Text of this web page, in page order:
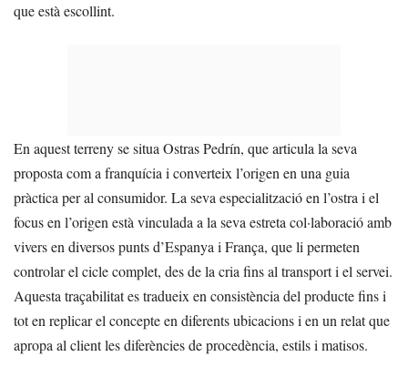
que està escollint.
En aquest terreny se situa Ostras Pedrín, que articula la seva
proposta com a franquícia i converteix l’origen en una guia
pràctica per al consumidor. La seva especialització en l’ostra i el
focus en l’origen està vinculada a la seva estreta col·laboració amb
vivers en diversos punts d’Espanya i França, que li permeten
controlar el cicle complet, des de la cria fins al transport i el servei.
Aquesta traçabilitat es tradueix en consistència del producte fins i
tot en replicar el concepte en diferents ubicacions i en un relat que
apropa al client les diferències de procedència, estils i matisos.